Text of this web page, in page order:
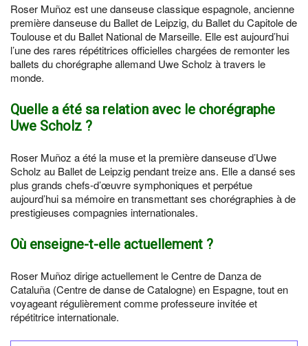
Roser Muñoz est une danseuse classique espagnole, ancienne
première danseuse du Ballet de Leipzig, du Ballet du Capitole de
Toulouse et du Ballet National de Marseille. Elle est aujourd’hui
l’une des rares répétitrices officielles chargées de remonter les
ballets du chorégraphe allemand Uwe Scholz à travers le
monde.
Quelle a été sa relation avec le chorégraphe
Uwe Scholz ?
Roser Muñoz a été la muse et la première danseuse d’Uwe
Scholz au Ballet de Leipzig pendant treize ans. Elle a dansé ses
plus grands chefs-d’œuvre symphoniques et perpétue
aujourd’hui sa mémoire en transmettant ses chorégraphies à de
prestigieuses compagnies internationales.
Où enseigne-t-elle actuellement ?
Roser Muñoz dirige actuellement le Centre de Danza de
Cataluña (Centre de danse de Catalogne) en Espagne, tout en
voyageant régulièrement comme professeure invitée et
répétitrice internationale.